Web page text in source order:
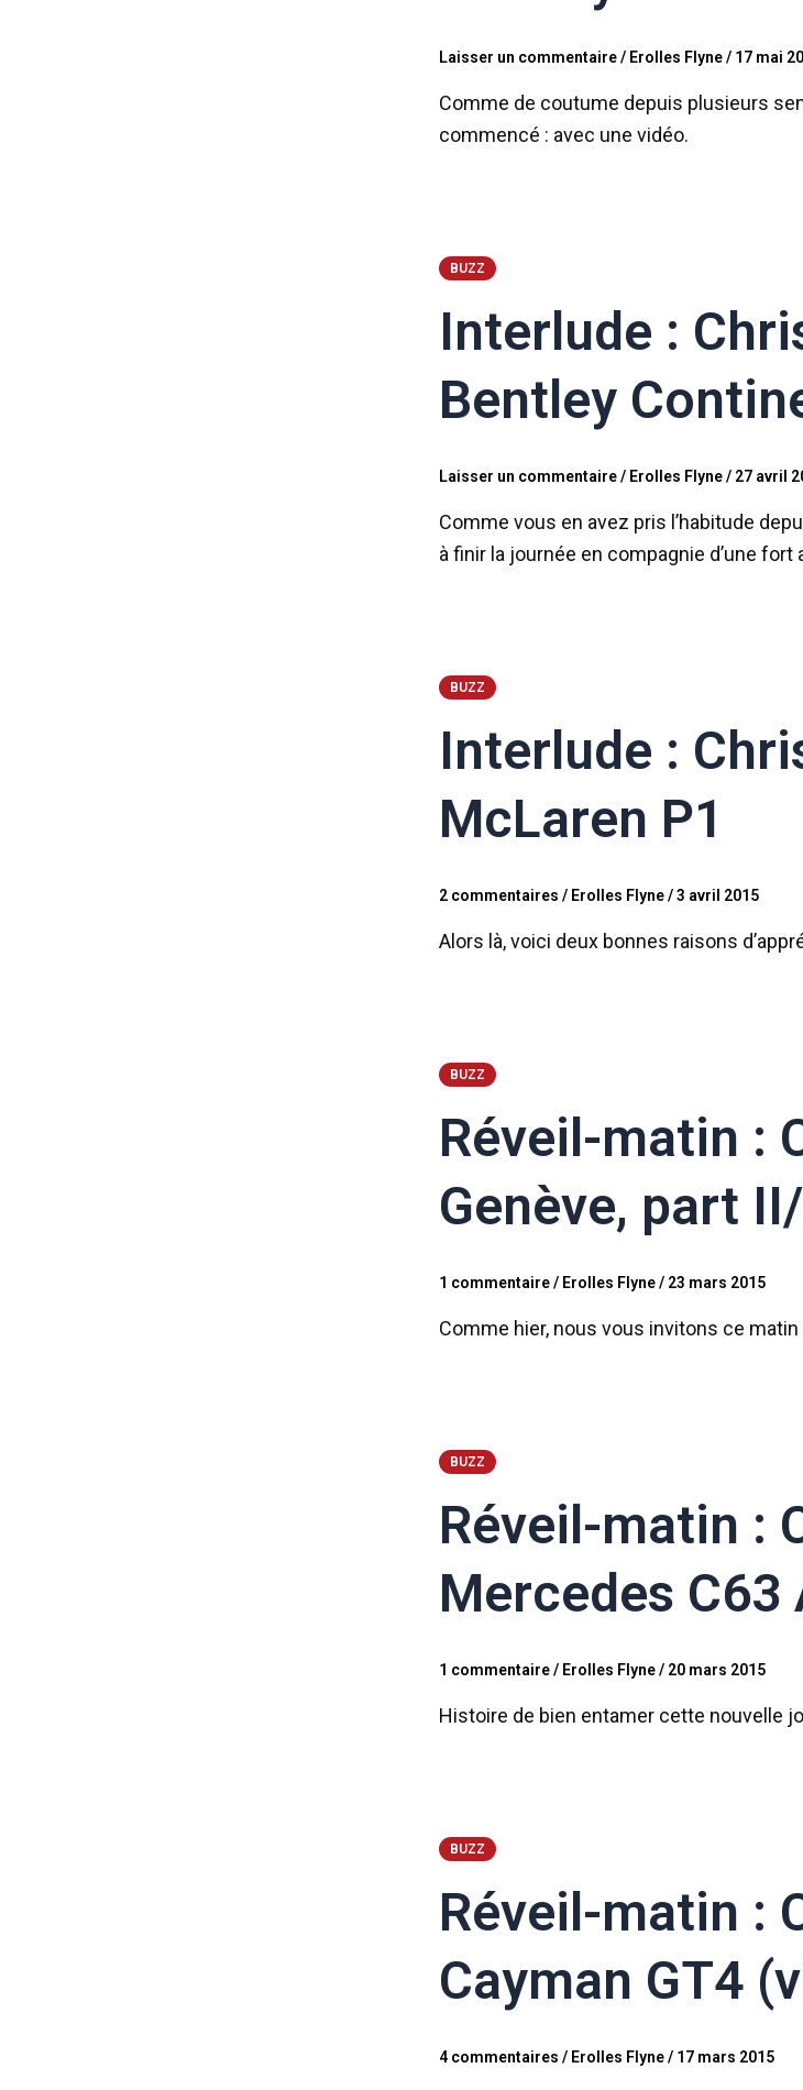
Laisser un commentaire/ Erolles Flyne/ 17 mai
Comme de coutume depuis plusieurs
commencé : avec une vidéo.
BUZZ
Interlude :
Bentley
Laisser un commentaire/ Erolles Flyne/ 27 avril
Comme vous en avez pris l’habitude
à finir la journée en compagnie d’une fort
BUZZ
Interlude :
McLaren P1
2 commentaires / Erolles Flyne/3 avril 2015
Alors là, voici deux bonnes raisons
BUZZ
Réveil-matin :
Genève, part
1 commentaire/ Erolles Flyne/ 23 mars 2015
Comme hier, nous vous invitons ce
BUZZ
Réveil-matin :
Mercedes C63
1 commentaire/ Erolles Flyne/ 20 mars 2015
Histoire de bien entamer cette nouvelle
BUZZ
Réveil-matin :
Cayman GT4
4 commentaires / Erolles Flyne/ 17 mars 2015